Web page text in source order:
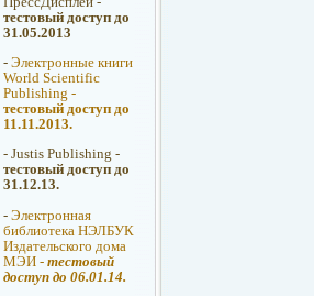
тестовый доступ до
31.05.2013
- Электронные книги
World Scientific
Publishing -
тестовый доступ до
11.11.2013.
- Justis Publishing -
тестовый доступ до
31.12.13.
- Электронная
библиотека НЭЛБУК
Издательского дома
МЭИ - тестовый
доступ до 06.01.14.